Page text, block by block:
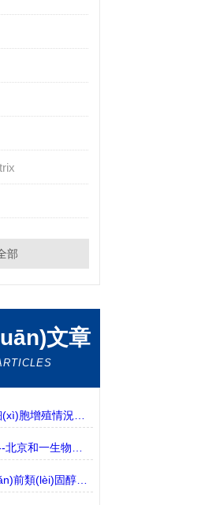
部
文章
醫(yī)生在考慮產(chǎn)前類(lèi)固醇治療時(shí)需要意識(shí)到潛在的風(fēng)險(xiǎn)并謹(jǐn)慎行事